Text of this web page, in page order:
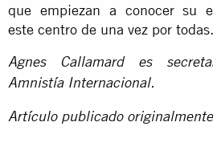
que empiezan a conocer su
este centro de una vez por todas.
Agnes Callamard es
Amnistía Internacional.
Artículo publicado